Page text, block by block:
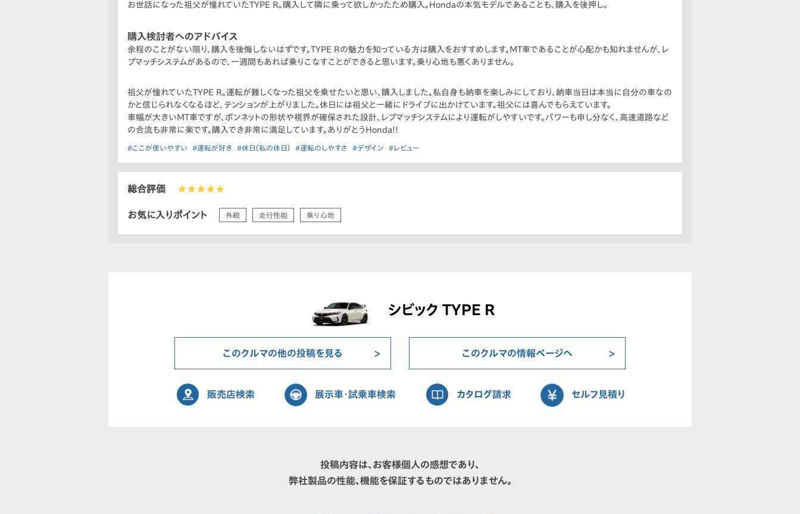
お世話になった祖父が憧れていたTYPE R。購入して隣に乗って欲しかったため購入。Hondaの本気モデルであることも、購入を後押し。
購入検討者へのアドバイス
余程のことがない限り、購入を後悔しないはずです。TYPE Rの魅力を知っている方は購入をおすすめします。MT車であることが心配かも知れませんが、レ
ブマッチシステムがあるので、一週間もあれば乗りこなすことができると思います。乗り心地も悪くありません。
祖父が憧れていたTYPE R。運転が難しくなった祖父を乗せたいと思い、購入しました。私自身も納車を楽しみにしており、納車当日は本当に自分の車なの
かと信じられなくなるほど、テンションが上がりました。休日には祖父と一緒にドライブに出かけています。祖父には喜んでもらえています。
車幅が大きいMT車ですが、ボンネットの形状や視界が確保された設計、レブマッチシステムにより運転がしやすいです。パワーも申し分なく、高速道路など
の合流も非常に楽です。購入でき非常に満足しています。ありがとうHonda!!
#ここが使いやすい #運転が好き #休日（私の休日） #運転のしやすさ #デザイン #レビュー
総合評価 ★★★★★
お気に入りポイント 外観 走行性能 乗り心地
シビック TYPE R
このクルマの他の投稿を見る このクルマの情報ページへ
販売店検索 展示車・試乗車検索 カタログ請求 セルフ見積り
投稿内容は、お客様個人の感想であり、
弊社製品の性能、機能を保証するものではありません。